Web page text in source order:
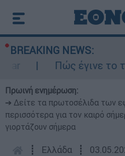
BREAKING NEWS:
Πώς έγινε το
Πρωινή ενημέρωση:
➔ Δείτε τα πρωτοσέλιδα των
περισσότερα για τον καιρό
γιορτάζουν σήμερα
┋ Ελλάδα ┋